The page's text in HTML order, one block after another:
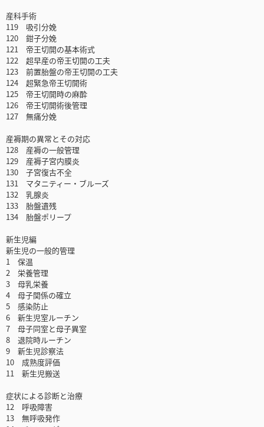
産科手術
119 吸引分娩
120 鉗子分娩
121 帝王切開の基本術式
122 超早産の帝王切開の工夫
123 前置胎盤の帝王切開の工夫
124 超緊急帝王切開術
125 帝王切開時の麻酔
126 帝王切開術後管理
127 無痛分娩
産褥期の異常とその対応
128 産褥の一般管理
129 産褥子宮内膜炎
130 子宮復古不全
131 マタニティー・ブルーズ
132 乳腺炎
133 胎盤遺残
134 胎盤ポリープ
新生児編
新生児の一般的管理
1 保温
2 栄養管理
3 母乳栄養
4 母子関係の確立
5 感染防止
6 新生児室ルーチン
7 母子同室と母子異室
8 退院時ルーチン
9 新生児診察法
10 成熟度評価
11 新生児搬送
症状による診断と治療
12 呼吸障害
13 無呼吸発作